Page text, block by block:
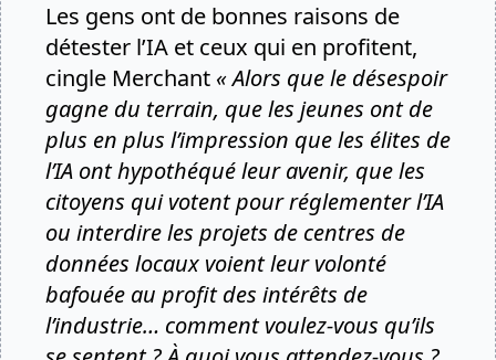
Les gens ont de bonnes raisons de
détester l’IA et ceux qui en profitent,
cingle Merchant « Alors que le désespoir
gagne du terrain, que les jeunes ont de
plus en plus l’impression que les élites de
l’IA ont hypothéqué leur avenir, que les
citoyens qui votent pour réglementer l’IA
ou interdire les projets de centres de
données locaux voient leur volonté
bafouée au profit des intérêts de
l’industrie… comment voulez-vous qu’ils